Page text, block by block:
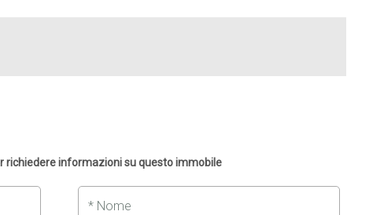
richiedere informazioni su questo immobile
* Nome